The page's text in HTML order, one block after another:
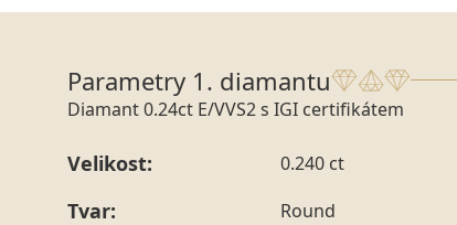
Parametry 1. diamantu
Diamant 0.24ct E/VVS2 s IGI certifikátem
Velikost: 0.240 ct
Tvar: Round